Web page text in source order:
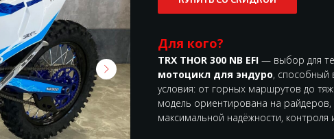
Для кого?
TRX THOR 300 NB EFI — выбор для
мотоцикл для эндуро, способный
условия: от горных маршрутов до
модель ориентирована на
максимальной надёжности,